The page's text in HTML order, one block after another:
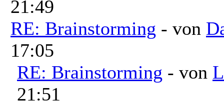
21:49
RE: Brainstorming - von
17:05
RE: Brainstorming - von
21:51